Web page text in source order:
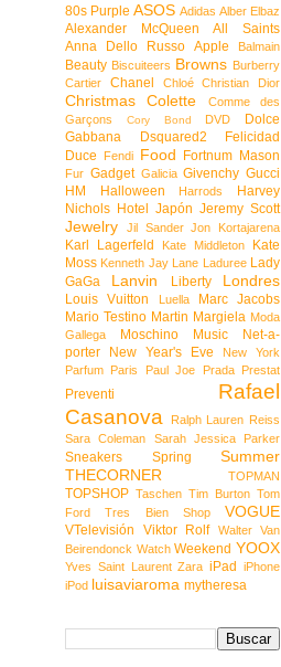
80s Purple ASOS Adidas Alber Elbaz
Alexander McQueen
All Saints
Anna Dello Russo Apple Balmain
Beauty Biscuiteers Browns Burberry
Cartier
Chanel Chloé Christian Dior
Christmas Colette
Comme des
Garçons
Cory Bond DVD
Dolce
Gabbana
Dsquared2
Felicidad
Duce
Fendi Food Fortnum Mason
Fur Gadget Galicia Givenchy Gucci
HM
Halloween Harrods
Harvey
Nichols Hotel Japón Jeremy Scott
Jewelry Jil Sander Jon Kortajarena
Karl Lagerfeld Kate Middleton
Kate
Moss Kenneth Jay Lane Laduree Lady
GaGa
Lanvin Liberty Londres
Louis Vuitton Luella
Marc Jacobs
Mario Testino Martin Margiela Moda
Gallega
Moschino Music
Net-a-
porter
New Year's Eve
New York
Parfum
Paris Paul Joe Prada Prestat
Preventi
Rafael
Casanova
Ralph Lauren Reiss
Sara Coleman
Sarah Jessica Parker
Sneakers Spring
Summer
THECORNER
TOPMAN
TOPSHOP Taschen Tim Burton Tom
Ford
Tres Bien Shop VOGUE
VTelevisión Viktor Rolf
Walter Van
Beirendonck Watch Weekend YOOX
Yves Saint Laurent Zara iPad
iPhone
iPod luisaviaroma mytheresa